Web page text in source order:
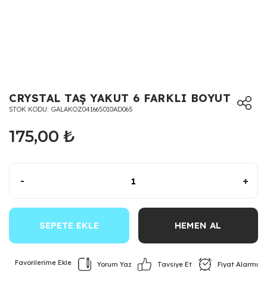
CRYSTAL TAŞ YAKUT 6 FARKLI BOYUT
STOK KODU GALAKOZ041665010AD065
175,00 ₺
- +
SEPETE EKLE HEMEN AL
Yorum Yaz Tavsiye Et Fiyat Alarmı